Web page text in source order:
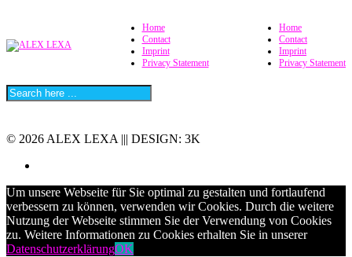
Home
Contact
Imprint
Privacy Statement
Home
Contact
Imprint
Privacy Statement
© 2026 ALEX LEXA ||| DESIGN: 3K
Um unsere Webseite für Sie optimal zu gestalten und fortlaufend
verbessern zu können, verwenden wir Cookies. Durch die weitere
Nutzung der Webseite stimmen Sie der Verwendung von Cookies
zu. Weitere Informationen zu Cookies erhalten Sie in unserer
DatenschutzerklärungOK